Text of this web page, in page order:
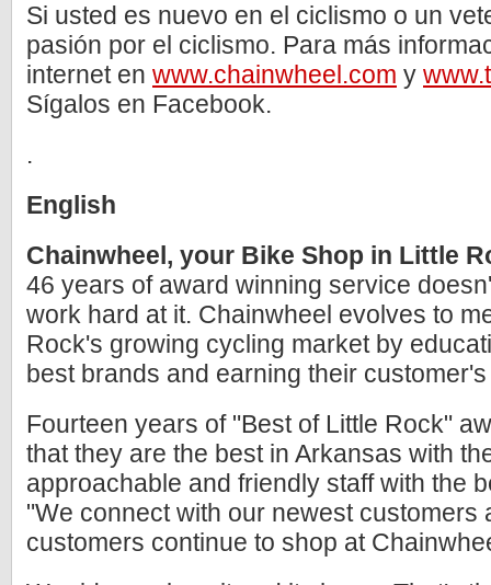
Si usted es nuevo en el ciclismo o un
pasión por el ciclismo. Para más
internet en www.chainwheel.com y
Sígalos en Facebook.
.
English
Chainwheel, your Bike Shop in Little
46 years of award winning service
work hard at it. Chainwheel evolves to
Rock's growing cycling market by
best brands and earning their
Fourteen years of "Best of Little Rock"
that they are the best in Arkansas with
approachable and friendly staff with the
"We connect with our newest customers
customers continue to shop at